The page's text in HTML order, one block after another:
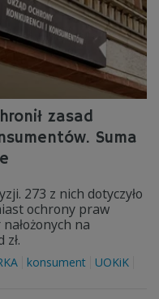
zasad
Suma
273 z nich dotyczyło
ochrony praw
na
konsument
UOKiK